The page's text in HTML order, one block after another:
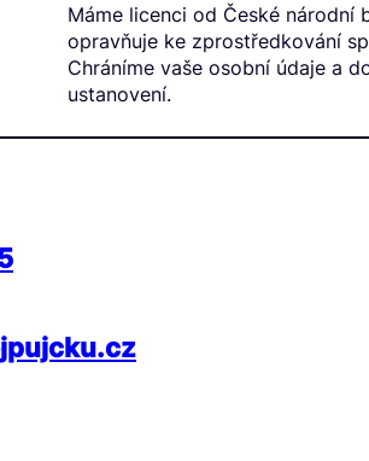
Máme licenci od České národní
opravňuje ke zprostředkování
Chráníme vaše osobní údaje a
ustanovení.